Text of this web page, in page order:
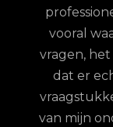
vooral
vragen,
dat er
van mijn